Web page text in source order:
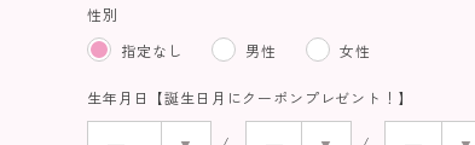
性別
指定なし
男性 女性
生年月日【誕生日月にクーポンプレゼント！】